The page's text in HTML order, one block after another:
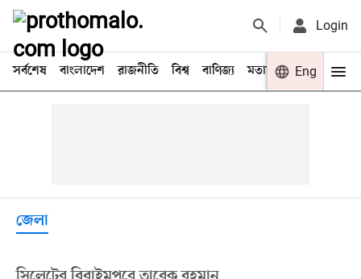
Login
সর্বশেষ বাংলাদেশ রাজনীতি বিশ্ব বাণিজ্য মতামত খেলা
Eng
জেলা